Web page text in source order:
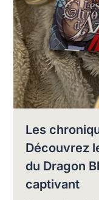
Les
Découvrez
du Dragon
captivant